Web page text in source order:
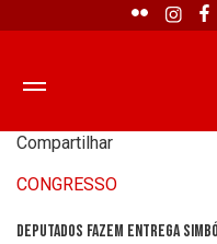
Compartilhar
CONGRESSO
Deputados fazem entrega